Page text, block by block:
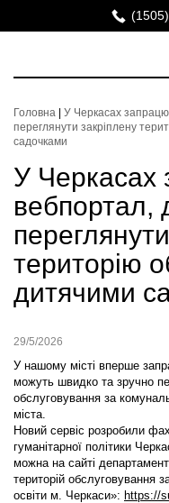
(1505)
Головна
У Черкасах
переглянути закріплену
садочками
У Черкасах
вебпортал,
територію
дитячими
29/5/2026
У нашому місті вперше
можуть швидко та зручно
обслуговування за
міста.
Новий сервіс розробили
гуманітарної політики
можна на сайті
територій обслуговування
освіти м. Черкаси»: https://